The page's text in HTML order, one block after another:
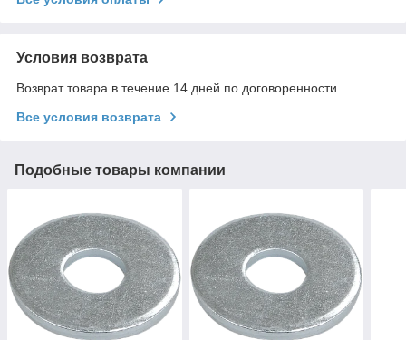
Условия возврата
Возврат товара в течение 14 дней по договоренности
Все условия возврата
Подобные товары компании